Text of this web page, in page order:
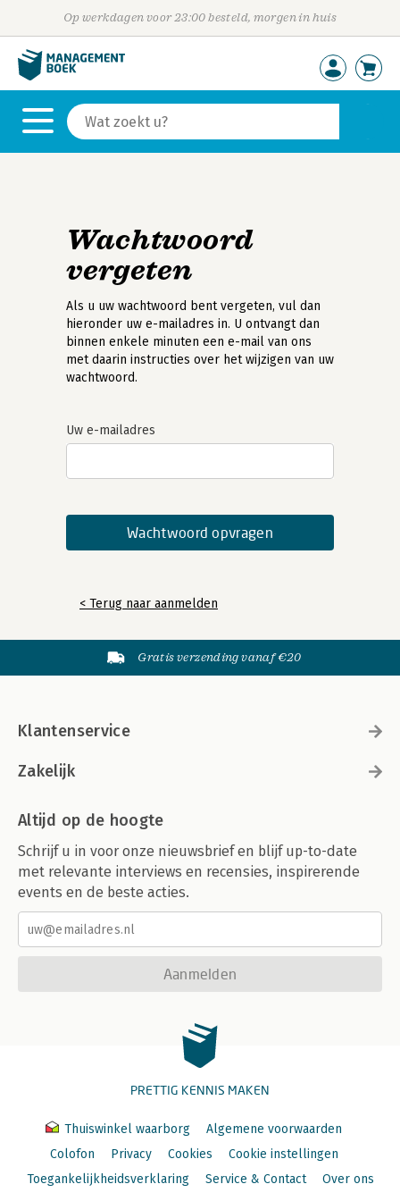
Op werkdagen voor 23:00 besteld, morgen in huis
Wachtwoord
vergeten
Als u uw wachtwoord bent vergeten, vul dan
hieronder uw e-mailadres in. U ontvangt dan
binnen enkele minuten een e-mail van ons
met daarin instructies over het wijzigen van uw
wachtwoord.
Uw e-mailadres
< Terug naar aanmelden
Gratis verzending vanaf €20
Klantenservice
Zakelijk
Altijd op de hoogte
Schrijf u in voor onze nieuwsbrief en blijf up-to-date
met relevante interviews en recensies, inspirerende
events en de beste acties.
Aanmelden
PRETTIG KENNIS MAKEN
Thuiswinkel waarborg
Algemene voorwaarden
Colofon
Privacy Cookies
Cookie instellingen
Toegankelijkheidsverklaring
Service & Contact Over ons